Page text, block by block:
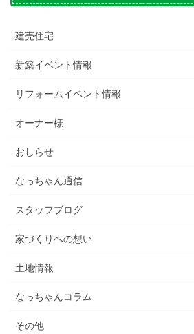
建売住宅
新築イベント情報
リフォームイベント情報
オーナー様
おしらせ
なっちゃん通信
スタッフブログ
家づくりへの想い
土地情報
なっちゃんコラム
その他